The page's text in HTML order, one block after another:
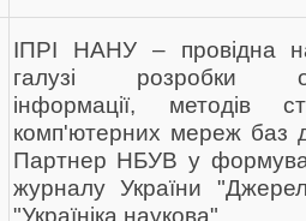
ІПРІ НАНУ – провідна
галузі розробки
інформації, методів
комп'ютерних мереж баз
Партнер НБУВ у
журналу України
"Україніка наукова".